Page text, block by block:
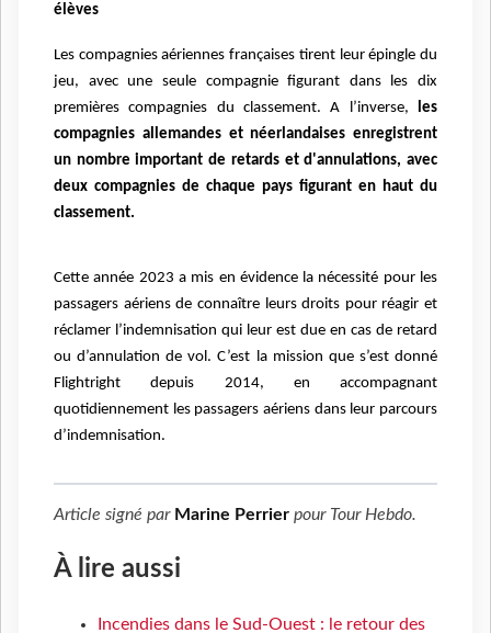
élèves
Les compagnies aériennes françaises tirent leur épingle du
jeu, avec une seule compagnie figurant dans les dix
premières compagnies du classement. A l’inverse, les
compagnies allemandes et néerlandaises enregistrent
un nombre important de retards et d'annulations, avec
deux compagnies de chaque pays figurant en haut du
classement.
Cette année 2023 a mis en évidence la nécessité pour les
passagers aériens de connaître leurs droits pour réagir et
réclamer l’indemnisation qui leur est due en cas de retard
ou d’annulation de vol. C’est la mission que s’est donné
Flightright depuis 2014, en accompagnant
quotidiennement les passagers aériens dans leur parcours
d’indemnisation.
Article signé par Marine Perrier pour Tour Hebdo.
À lire aussi
Incendies dans le Sud-Ouest : le retour des